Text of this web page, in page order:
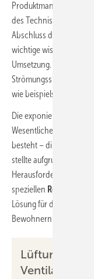
Produktmanager bei
des Technischen
Abschluss des Projekts
wichtige
Umsetzung. So führte
Strömungssimulationen
wie beispielsweise die
Die exponierte
Wesentlichen aus zwei
besteht – direkt an der
stellte aufgrund der
Herausforderung dar.
speziellen
Lösung für diese
Bewohnern ungestörte